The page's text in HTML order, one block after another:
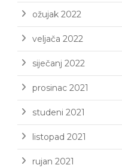
ožujak 2022
veljača 2022
siječanj 2022
prosinac 2021
studeni 2021
listopad 2021
rujan 2021